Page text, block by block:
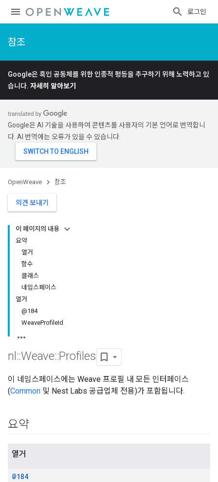
로그인
참조
Google은 흑인 공동체를 위한 인종적 평등을 추구하기 위해 노력하고 있
습니다. 자세히 알아보기
Google은 AI 기술을 사용하여 콘텐츠를 사용자의 기본 언어로 번역합니
다. AI 번역에는 오류가 있을 수 있습니다.
OpenWeave 참조
의견 보내기
이 페이지의 내용
요약
열거
함수
클래스
네임스페이스
열거
@184
WeaveProfileId
nl ::Weave::Profiles
이 네임스페이스에는 Weave 프로필 내 모든 인터페이스
(Common 및 Nest Labs 공급업체 전용)가 포함됩니다.
요약
열거
@184